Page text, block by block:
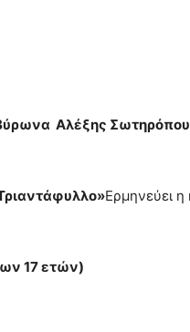
Αλέξης
Ερμηνεύει η
17 ετών)